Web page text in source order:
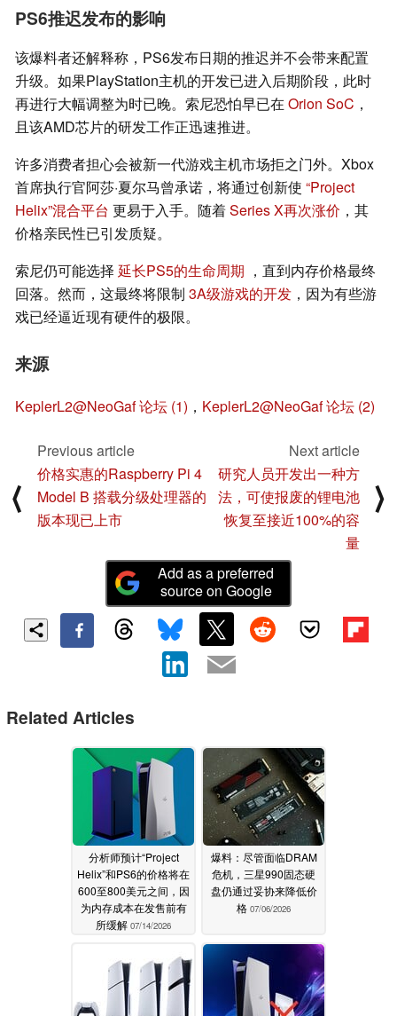
PS6推迟发布的影响
该爆料者还解释称，PS6发布日期的推迟并不会带来配置
升级。如果PlayStation主机的开发已进入后期阶段，此时
再进行大幅调整为时已晚。索尼恐怕早已在 Orion SoC ，
且该AMD芯片的研发工作正迅速推进。
许多消费者担心会被新一代游戏主机市场拒之门外。Xbox
首席执行官阿莎·夏尔马曾承诺，将通过创新使 “Project
Helix”混合平台 更易于入手。随着Series X再次涨价 ，其
价格亲民性已引发质疑。
索尼仍可能选择 延长PS5的生命周期 ，直到内存价格最终
回落。然而，这最终将限制 3A级游戏的开发 ，因为有些游
戏已经逼近现有硬件的极限。
来源
KeplerL2@NeoGaf 论坛 (1) ， KeplerL2@NeoGaf 论坛 (2)
⟨
Previous article
价格实惠的Raspberry Pi 4
Model B 搭载分级处理器的
版本现已上市
Next article
研究人员开发出一种方
法，可使报废的锂电池
恢复至接近100%的容
量
⟩
Add as a preferred
source on Google
Related Articles
分析师预计“Project
Helix”和PS6的价格将在
600至800美元之间，因
为内存成本在发售前有
所缓解 07/14/2026
爆料：尽管面临DRAM
危机，三星990固态硬
盘仍通过妥协来降低价
格 07/06/2026